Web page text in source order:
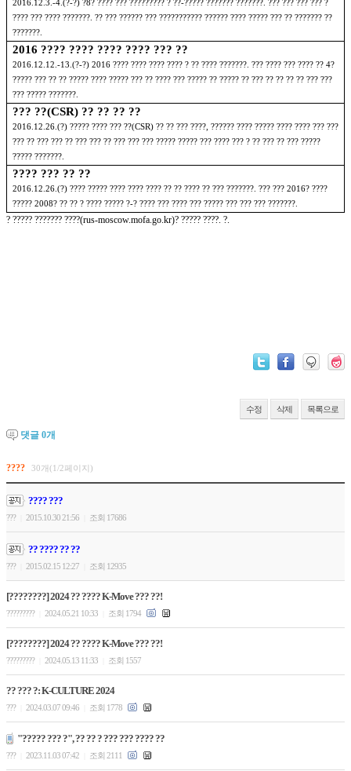
2016.12.3.-4.(?-?) ?8? ???? ??? ????????? ? ??-????? ??????? ???????. ??? ??? ??? ??? ?
???? ??? ???? ???????. ?? ??? ?????? ??? ??????????? ?????? ???? ????? ??? ?? ??????? ??
???????.
2016 ???? ???? ???? ???? ??? ??
2016.12.12.-13.(?-?) 2016 ???? ???? ???? ???? ? ?? ???? ???????. ??? ???? ??? ???? ?? 4?
????? ??? ?? ?? ????? ???? ????? ??? ?? ???? ??? ????? ?? ????? ?? ??? ?? ?? ?? ?? ??? ???
??? ????? ???????.
??? ??(CSR) ?? ?? ?? ??
2016.12.26.(?) ????? ???? ??? ??(CSR) ?? ?? ??? ????, ?????? ???? ????? ???? ???? ??? ???
??? ?? ??? ??? ?? ??? ??? ?? ??? ??? ??? ????? ????? ??? ???? ??? ? ?? ??? ?? ??? ?????
????? ???????.
???? ??? ?? ??
2016.12.26.(?) ???? ????? ???? ???? ???? ?? ?? ???? ?? ??? ???????. ??? ??? 2016? ????
????? 2008? ?? ?? ? ???? ????? ?-? ???? ??? ???? ??? ????? ??? ??? ??? ???????.
? ????? ??????? ????(rus-moscow.mofa.go.kr)? ????? ????. ?.
수정 삭제 목록으로
댓글 0개
???? 30개(1/2페이지)
???? ???
??? 2015.10.30 21:56 조회 17686
?? ???? ?? ??
??? 2015.02.15 12:27 조회 12935
[????????] 2024 ?? ???? K-Move ??? ??!
????????? 2024.05.21 10:33 조회 1794
[????????] 2024 ?? ???? K-Move ??? ??!
????????? 2024.05.13 11:33 조회 1557
?? ??? ?: K-CULTURE 2024
??? 2024.03.07 09:46 조회 1778
"????? ??? ?", ?? ?? ? ??? ??? ???? ??
??? 2023.11.03 07:42 조회 2111